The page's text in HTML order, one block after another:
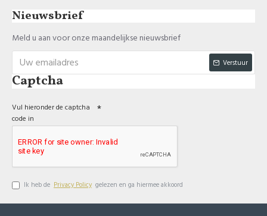
Nieuwsbrief
Meld u aan voor onze maandelijkse nieuwsbrief
Verstuur
Captcha
Vul hieronder de captcha
code in
Ik heb de Privacy Policy gelezen en ga hiermee akkoord